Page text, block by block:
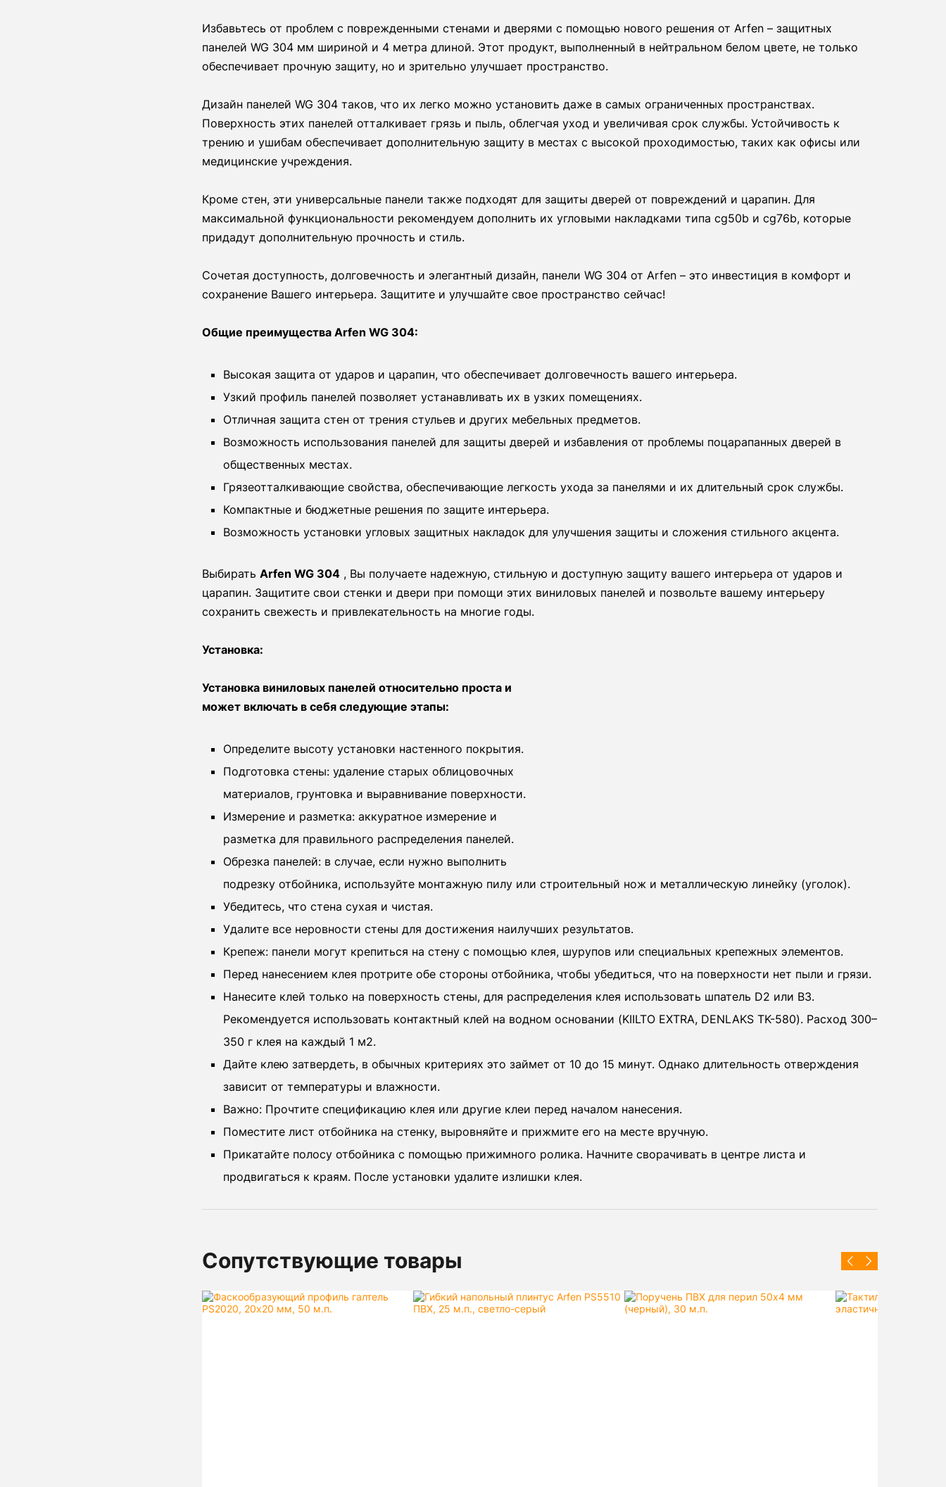
Избавьтесь от проблем с поврежденными стенами и дверями с помощью нового решения от Arfen – защитных
панелей WG 304 мм шириной и 4 метра длиной. Этот продукт, выполненный в нейтральном белом цвете, не только
обеспечивает прочную защиту, но и зрительно улучшает пространство.
Дизайн панелей WG 304 таков, что их легко можно установить даже в самых ограниченных пространствах.
Поверхность этих панелей отталкивает грязь и пыль, облегчая уход и увеличивая срок службы. Устойчивость к
трению и ушибам обеспечивает дополнительную защиту в местах с высокой проходимостью, таких как офисы или
медицинские учреждения.
Кроме стен, эти универсальные панели также подходят для защиты дверей от повреждений и царапин. Для
максимальной функциональности рекомендуем дополнить их угловыми накладками типа cg50b и cg76b, которые
придадут дополнительную прочность и стиль.
Сочетая доступность, долговечность и элегантный дизайн, панели WG 304 от Arfen – это инвестиция в комфорт и
сохранение Вашего интерьера. Защитите и улучшайте свое пространство сейчас!
Общие преимущества Arfen WG 304:
Высокая защита от ударов и царапин, что обеспечивает долговечность вашего интерьера.
Узкий профиль панелей позволяет устанавливать их в узких помещениях.
Отличная защита стен от трения стульев и других мебельных предметов.
Возможность использования панелей для защиты дверей и избавления от проблемы поцарапанных дверей в
общественных местах.
Грязеотталкивающие свойства, обеспечивающие легкость ухода за панелями и их длительный срок службы.
Компактные и бюджетные решения по защите интерьера.
Возможность установки угловых защитных накладок для улучшения защиты и сложения стильного акцента.
Выбирать Arfen WG 304 , Вы получаете надежную, стильную и доступную защиту вашего интерьера от ударов и
царапин. Защитите свои стенки и двери при помощи этих виниловых панелей и позвольте вашему интерьеру
сохранить свежесть и привлекательность на многие годы.
Установка:
Установка виниловых панелей относительно проста и
может включать в себя следующие этапы:
Определите высоту установки настенного покрытия.
Подготовка стены: удаление старых облицовочных
материалов, грунтовка и выравнивание поверхности.
Измерение и разметка: аккуратное измерение и
разметка для правильного распределения панелей.
Обрезка панелей: в случае, если нужно выполнить
подрезку отбойника, используйте монтажную пилу или строительный нож и металлическую линейку (уголок).
Убедитесь, что стена сухая и чистая.
Удалите все неровности стены для достижения наилучших результатов.
Крепеж: панели могут крепиться на стену с помощью клея, шурупов или специальных крепежных элементов.
Перед нанесением клея протрите обе стороны отбойника, чтобы убедиться, что на поверхности нет пыли и грязи.
Нанесите клей только на поверхность стены, для распределения клея использовать шпатель D2 или B3.
Рекомендуется использовать контактный клей на водном основании (KIILTO EXTRA, DENLAKS TK-580). Расход 300–
350 г клея на каждый 1 м2.
Дайте клею затвердеть, в обычных критериях это займет от 10 до 15 минут. Однако длительность отверждения
зависит от температуры и влажности.
Важно: Прочтите спецификацию клея или другие клеи перед началом нанесения.
Поместите лист отбойника на стенку, выровняйте и прижмите его на месте вручную.
Прикатайте полосу отбойника с помощью прижимного ролика. Начните сворачивать в центре листа и
продвигаться к краям. После установки удалите излишки клея.
Сопутствующие товары